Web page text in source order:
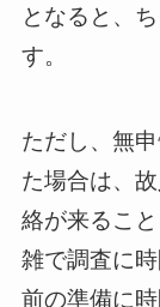
となると、
す。
ただし、無
た場合は、
絡が来るこ
雑で調査に
前の準備に